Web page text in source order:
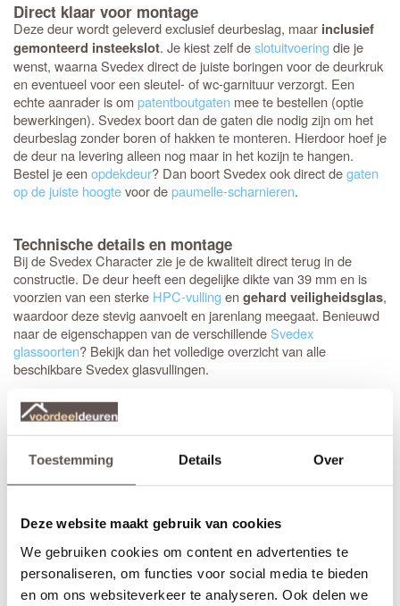
Toestemming Details Over
Deze website maakt gebruik van cookies
We gebruiken cookies om content en advertenties te
personaliseren, om functies voor social media te bieden
en om ons websiteverkeer te analyseren. Ook delen we
Direct klaar voor montage
Deze deur wordt geleverd exclusief deurbeslag, maar inclusief
gemonteerd insteekslot. Je kiest zelf deslotuitvoeringdie je
wenst, waarna Svedex direct de juiste boringen voor de deurkruk
en eventueel voor een sleutel- of wc-garnituur verzorgt. Een
echte aanrader is ompatentboutgaten mee te bestellen (optie
bewerkingen). Svedex boort dan de gaten die nodig zijn om het
deurbeslag zonder boren of hakken te monteren. Hierdoor hoef je
de deur na levering alleen nog maar in het kozijn te hangen.
Bestel je eenopdekdeur? Dan boort Svedex ook direct degaten
op de juiste hoogtevoor depaumelle-scharnieren.
Technische details en montage
Bij de Svedex Character zie je de kwaliteit direct terug in de
constructie. De deur heeft een degelijke dikte van 39 mm en is
voorzien van een sterke HPC-vullingengehard veiligheidsglas,
waardoor deze stevig aanvoelt en jarenlang meegaat. Benieuwd
naar de eigenschappen van de verschillendeSvedex
glassoorten? Bekijk dan het volledige overzicht van alle
beschikbare Svedex glasvullingen.
De klassieke uitstraling wordt versterkt door de brede zijstijlen en
bovendorpel van 124 mm en de extra hoge onderdorpel van 144
mm. Het opvallende klassieke profiel van 25 mm hoog geeft de
deur echt body, waarbij de vlakke rand rondom het paneel (35-42
Elk modelSvedex-deuris leverbaar in zowel een stompe als
opdekuitvoering, in elke denkbare standaardmaat of afwijkende
afmeting. Het is voor beide uitvoeringen van belang dat je de
juiste draairichting doorgeeft tijdens het bestellen. Doordat